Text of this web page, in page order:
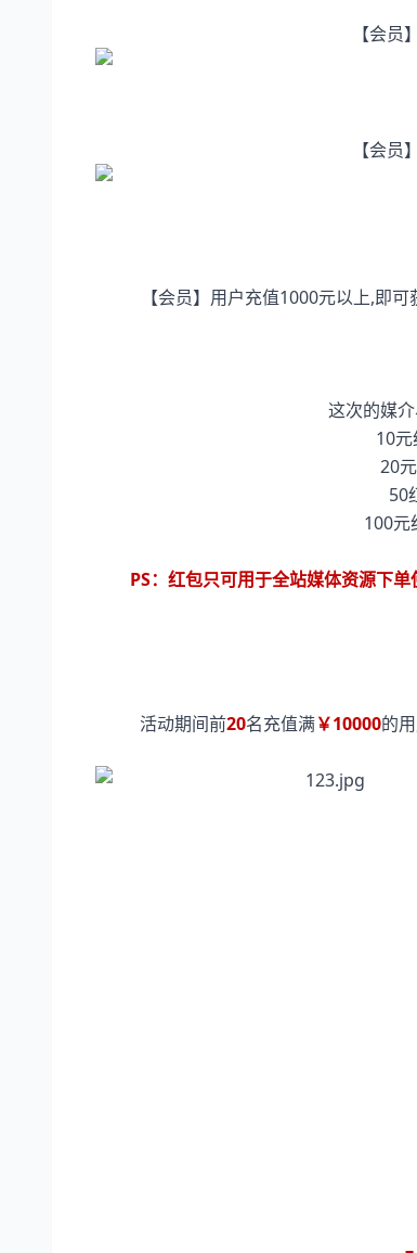
【会员
【会员
【会员】用户充值1000元以上,即
这次的媒
10
20
50
100元
PS：红包只可用于全站媒体资源下
活动期间前20名充值满￥10000的